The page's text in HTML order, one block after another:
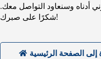
أدناه وسنعاود التواصل معك.
شكرًا على صبرك!
إلى الصفحة الرئيسية